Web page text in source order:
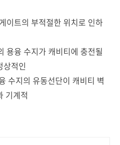
이트의 부적절한 위치로 인하
용융 수지가 캐비티에 충전될
상적인
수지의 유동선단이 캐비티 벽
기계적